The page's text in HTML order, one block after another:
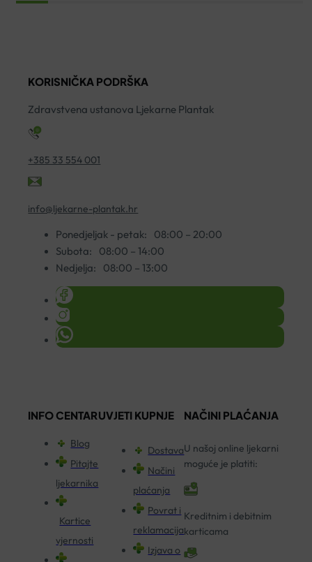
KORISNIČKA PODRŠKA
Zdravstvena ustanova Ljekarne Plantak
+385 33 554 001
info@ljekarne-plantak.hr
Ponedjeljak - petak:
08:00 – 20:00
Subota:
08:00 – 14:00
Nedjelja:
08:00 – 13:00
INFO CENTAR
Blog
Pitajte
ljekarnika
Kartice
vjernosti
UVJETI KUPNJE
Dostava
Načini
plaćanja
Povrat i
reklamacija
Izjava o
NAČINI PLAĆANJA
U našoj online ljekarni
moguće je platiti:
Kreditnim i debitnim
karticama